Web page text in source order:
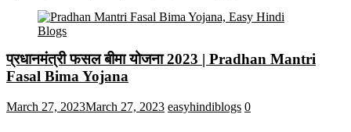
प्रधानमंत्री फसल बीमा योजना 2023 | Pradhan Mantri
Fasal Bima Yojana
March 27, 2023March 27, 2023 easyhindiblogs 0